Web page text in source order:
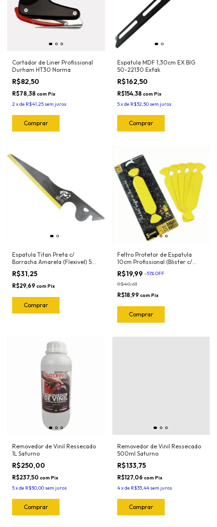
Cortador de Liner Profissional
Durham HT30 Norma
R$82,50
R$78,38 com Pix
2xde R$41,25 sem juros
Espatula MDF 1,30cm EX BIG
50-22130 Exfak
R$162,50
R$154,38 com Pix
5xde R$32,50 sem juros
Espatula Titan Preta c/
Borracha Amarela (Flexivel) 50-
2044 Exfak
R$31,25
R$29,69 com Pix
Feltro Protetor de Espatula
10cm Profissional (Blister c/
5und) Banana Buffer
R$19,99 -51%OFF
R$40,63
R$18,99 com Pix
Removedor de Vinil Ressecado
1L Saturno
R$250,00
R$237,50 com Pix
5xde R$50,00 sem juros
Removedor de Vinil Ressecado
500ml Saturno
R$133,75
R$127,06 com Pix
4xde R$33,44 sem juros